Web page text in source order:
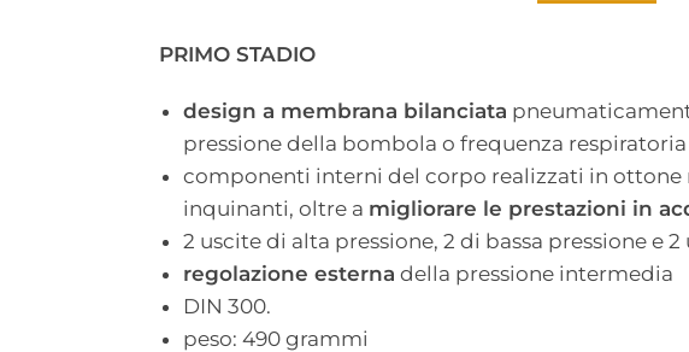
PRIMO STADIO
design a membrana bilanciata
pressione della bombola o frequenza respiratoria
componenti interni del corpo realizzati in ottone
inquinanti, oltre a migliorare le prestazioni in
2 uscite di alta pressione, 2 di bassa pressione e
regolazione esterna della pressione intermedia
DIN 300.
peso: 490 grammi